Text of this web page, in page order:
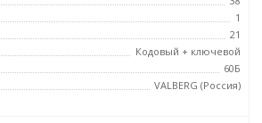
1
21
Кодовый + ключевой
60Б
VALBERG (Россия)